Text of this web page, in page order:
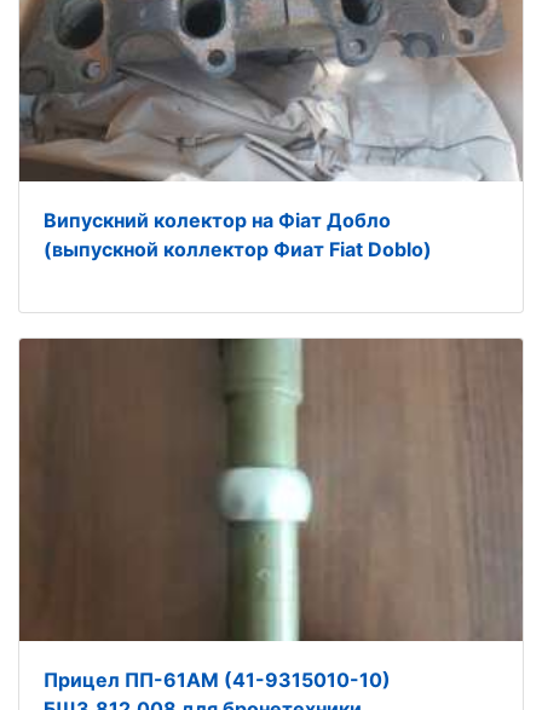
Випускний колектор на Фіат Добло
(выпускной коллектор Фиат Fiat Doblo)
Прицел ПП-61АМ (41-9315010-10)